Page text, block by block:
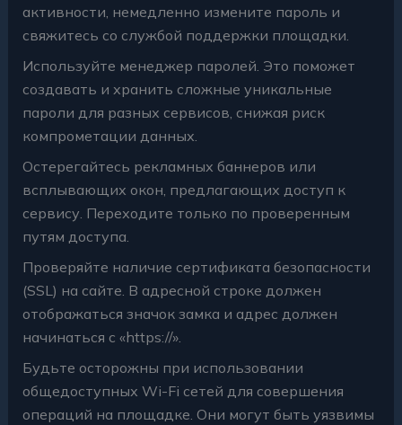
активности, немедленно измените пароль и
свяжитесь со службой поддержки площадки.
Используйте менеджер паролей. Это поможет
создавать и хранить сложные уникальные
пароли для разных сервисов, снижая риск
компрометации данных.
Остерегайтесь рекламных баннеров или
всплывающих окон, предлагающих доступ к
сервису. Переходите только по проверенным
путям доступа.
Проверяйте наличие сертификата безопасности
(SSL) на сайте. В адресной строке должен
отображаться значок замка и адрес должен
начинаться с «https://».
Будьте осторожны при использовании
общедоступных Wi-Fi сетей для совершения
операций на площадке. Они могут быть уязвимы